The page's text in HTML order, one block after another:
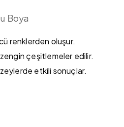
Boya
renklerden oluşur.
zengin çeşitlemeler edilir.
etkili sonuçlar.